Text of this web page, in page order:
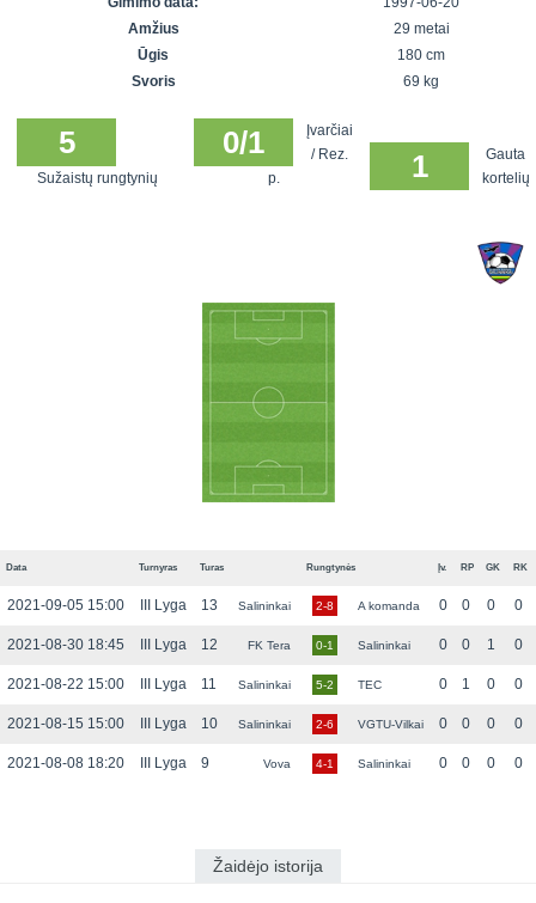
SFL rudens
Snaigės taurė
čempionatas
Vilnius
Amžius
29 metai
Ūgis
180 cm
Svoris
69 kg
5
Sužaistų rungtynių
0/1
Įvarčiai
/ Rez.
p.
1
Gauta
kortelių
Data Turnyras Turas Rungtynės Įv. RP GK RK
2021-09-05 15:00 III Lyga 13 Salininkai 2-8 A komanda 0 0 0 0
2021-08-30 18:45 III Lyga 12 FK Tera 0-1 Salininkai 0 0 1 0
2021-08-22 15:00 III Lyga 11 Salininkai 5-2 TEC 0 1 0 0
2021-08-15 15:00 III Lyga 10 Salininkai 2-6 VGTU-Vilkai 0 0 0 0
2021-08-08 18:20 III Lyga 9 Vova 4-1 Salininkai 0 0 0 0
Žaidėjo istorija